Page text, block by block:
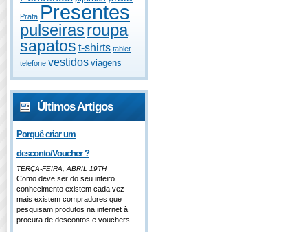
Prata Presentes
pulseirasroupa
sapatos t-shirts tablet
telefone vestidos viagens
Últimos Artigos
Porquê criar um
desconto/Voucher ?
TERÇA-FEIRA, ABRIL 19TH
Como deve ser do seu inteiro
conhecimento existem cada vez
mais existem compradores que
pesquisam produtos na internet à
procura de descontos e vouchers.